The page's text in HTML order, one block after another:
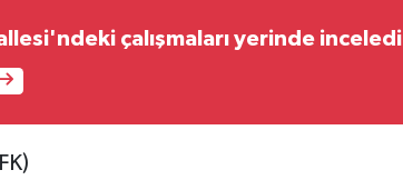
çalışmaları yerinde inceledi